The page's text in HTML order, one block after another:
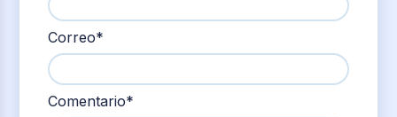
Correo*
Comentario*